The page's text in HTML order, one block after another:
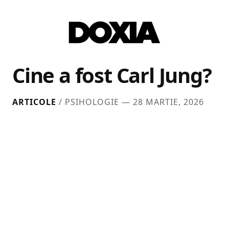
Cine a fost Carl Jung?
ARTICOLE / PSIHOLOGIE — 28 MARTIE, 2026